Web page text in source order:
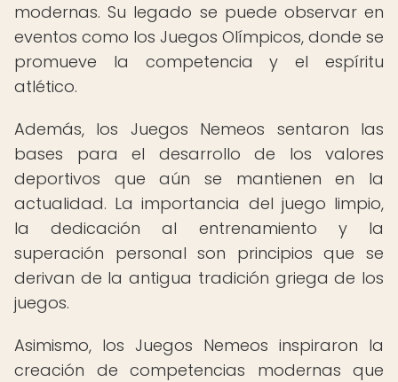
modernas. Su legado se puede observar en
eventos como los Juegos Olímpicos, donde se
promueve la competencia y el espíritu
atlético.
Además, los Juegos Nemeos sentaron las
bases para el desarrollo de los valores
deportivos que aún se mantienen en la
actualidad. La importancia del juego limpio,
la dedicación al entrenamiento y la
superación personal son principios que se
derivan de la antigua tradición griega de los
juegos.
Asimismo, los Juegos Nemeos inspiraron la
creación de competencias modernas que